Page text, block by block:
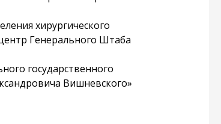
хирургического
Генерального Штаба
государственного
Вишневского»